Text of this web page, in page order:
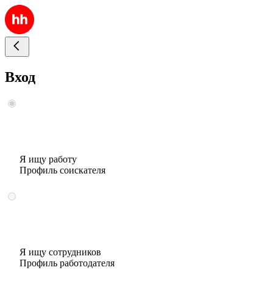
Вход
Я ищу работу
Профиль соискателя
Я ищу сотрудников
Профиль работодателя